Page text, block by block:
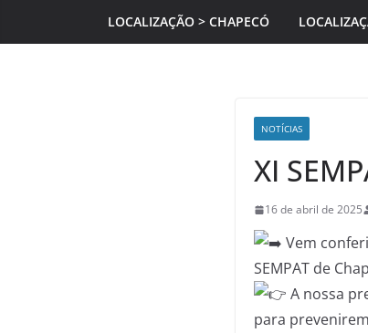
LOCALIZAÇÃO > CHAPECÓ
NOTÍCIAS
XI
16 de abril de 2025
Vem
SEMPAT de
A nossa
para